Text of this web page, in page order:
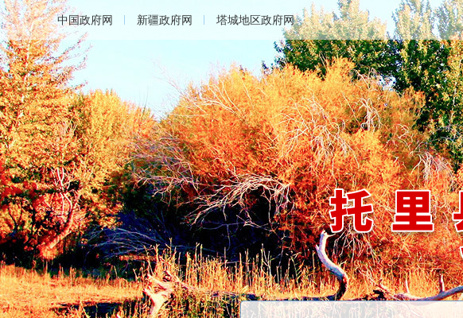
中国政府网 新疆政府网 塔城地区政府网